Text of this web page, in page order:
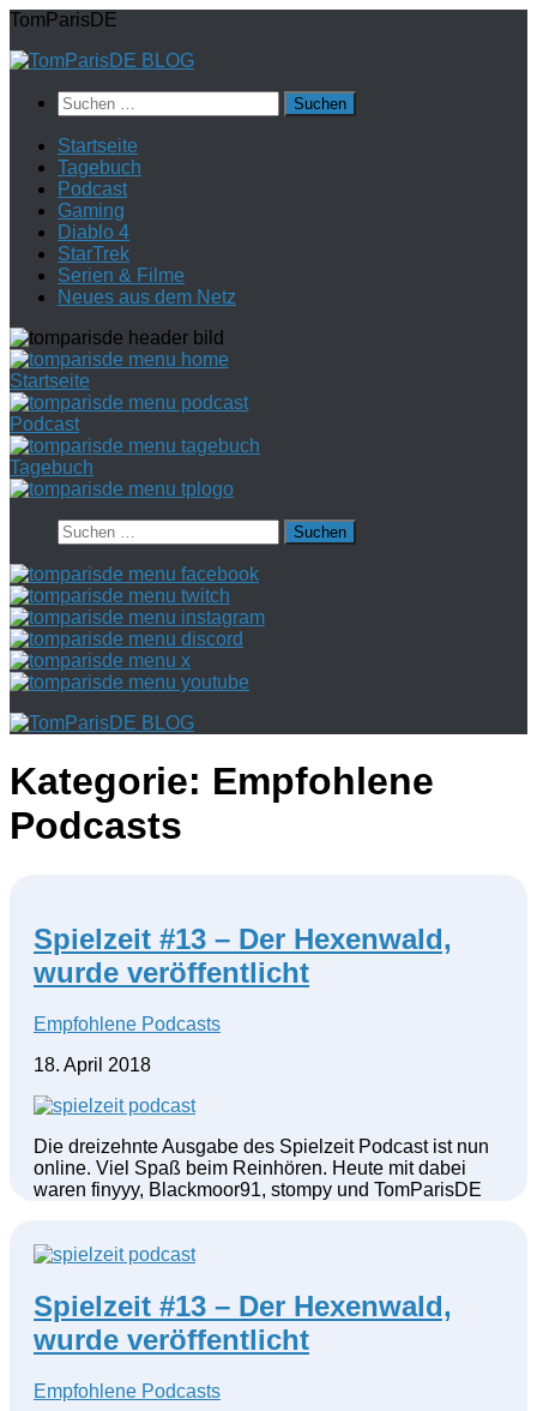
Zum
springen
TomParisDE
Suchen
nach:
Startseite
Tagebuch
Podcast
Gaming
Diablo 4
StarTrek
Serien & Filme
Neues aus dem Netz
Startseite
Podcast
Tagebuch
Suchen
nach:
Kategorie: Empfohlene
Podcasts
Spielzeit #13 – Der Hexenwald,
wurde veröffentlicht
Empfohlene Podcasts
18. April 2018
Die dreizehnte Ausgabe des Spielzeit Podcast ist nun
online. Viel Spaß beim Reinhören. Heute mit dabei
waren finyyy, Blackmoor91, stompy und TomParisDE
Spielzeit #13 – Der Hexenwald,
wurde veröffentlicht
Empfohlene Podcasts